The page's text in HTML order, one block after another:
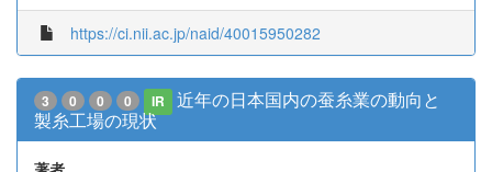
https://ci.nii.ac.jp/naid/40015950282
3 0 0 0 IR
近年の日本国内の蚕糸業の動向と
製糸工場の現状